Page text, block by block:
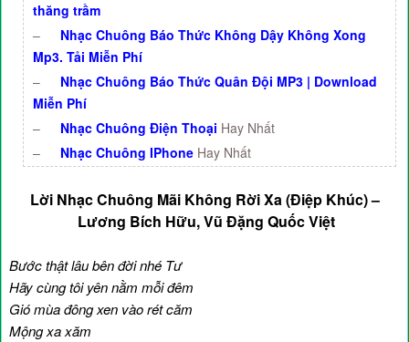
thăng trầm
–
Nhạc Chuông Báo Thức Không Dậy Không Xong
Mp3. Tải Miễn Phí
–
Nhạc Chuông Báo Thức Quân Đội MP3 | Download
Miễn Phí
–
Nhạc Chuông Điện Thoại Hay Nhất
–
Nhạc Chuông IPhone Hay Nhất
Lời Nhạc Chuông Mãi Không Rời Xa (Điệp Khúc) –
Lương Bích Hữu, Vũ Đặng Quốc Việt
Bước thật lâu bên đời nhé Tư
Hãy cùng tôi yên nằm mỗi đêm
Gió mùa đông xen vào rét căm
Mộng xa xăm